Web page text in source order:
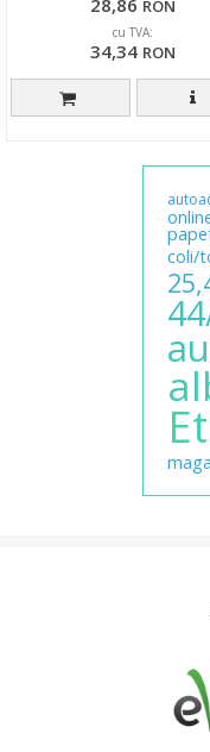
28,86 RON
cu TVA:
34,34 RON
coli/